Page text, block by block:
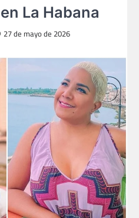
La Habana
27 de mayo de 2026